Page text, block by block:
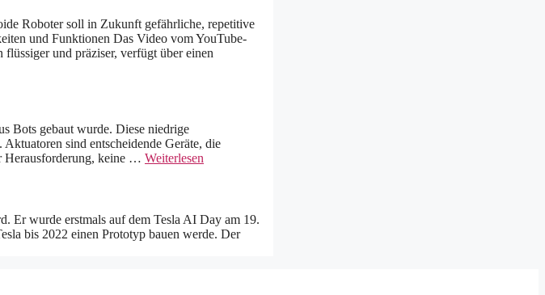
Roboter soll in Zukunft gefährliche, repetitive
und Funktionen Das Video vom YouTube-
und präziser, verfügt über einen
Bots gebaut wurde. Diese niedrige
sind entscheidende Geräte, die
Herausforderung, keine … Weiterlesen
Er wurde erstmals auf dem Tesla AI Day am 19.
bis 2022 einen Prototyp bauen werde. Der